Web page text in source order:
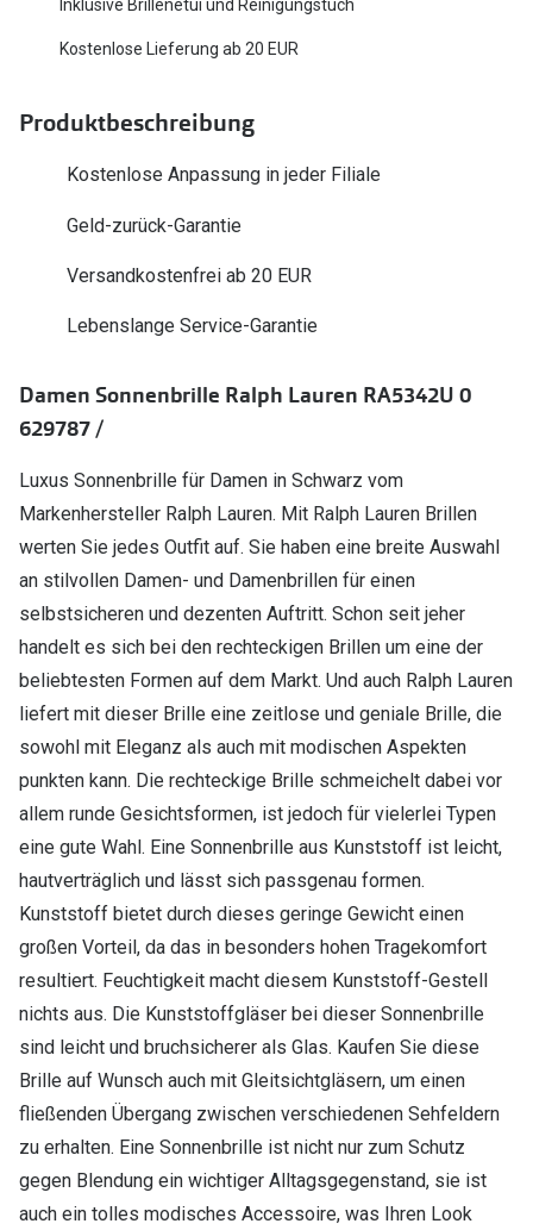
Brillentrends 2026
Brillenglas Typen
Transitions Gläser
Blaulichtfilter
Stellest®-Brillengläser
Zubehör
Brillenbügel
Brillenetuis
Brillenkettchen
Inklusive Brillenetui und Reinigungstuch
Kostenlose Lieferung ab 20 EUR
Produktbeschreibung
Kostenlose Anpassung in jeder Filiale
Geld-zurück-Garantie
Versandkostenfrei ab 20 EUR
Lebenslange Service-Garantie
Damen Sonnenbrille Ralph Lauren RA5342U 0
629787 /
Luxus Sonnenbrille für Damen in Schwarz vom
Markenhersteller Ralph Lauren. Mit Ralph Lauren Brillen
werten Sie jedes Outfit auf. Sie haben eine breite Auswahl
an stilvollen Damen- und Damenbrillen für einen
selbstsicheren und dezenten Auftritt. Schon seit jeher
handelt es sich bei den rechteckigen Brillen um eine der
beliebtesten Formen auf dem Markt. Und auch Ralph Lauren
liefert mit dieser Brille eine zeitlose und geniale Brille, die
sowohl mit Eleganz als auch mit modischen Aspekten
punkten kann. Die rechteckige Brille schmeichelt dabei vor
allem runde Gesichtsformen, ist jedoch für vielerlei Typen
eine gute Wahl. Eine Sonnenbrille aus Kunststoff ist leicht,
hautverträglich und lässt sich passgenau formen.
Kunststoff bietet durch dieses geringe Gewicht einen
großen Vorteil, da das in besonders hohen Tragekomfort
resultiert. Feuchtigkeit macht diesem Kunststoff-Gestell
nichts aus. Die Kunststoffgläser bei dieser Sonnenbrille
sind leicht und bruchsicherer als Glas. Kaufen Sie diese
Brille auf Wunsch auch mit Gleitsichtgläsern, um einen
fließenden Übergang zwischen verschiedenen Sehfeldern
zu erhalten. Eine Sonnenbrille ist nicht nur zum Schutz
gegen Blendung ein wichtiger Alltagsgegenstand, sie ist
auch ein tolles modisches Accessoire, was Ihren Look